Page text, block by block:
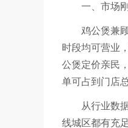
一、市场
鸡公煲兼
时段均可营业
公煲定价亲民
单可占到门店
从行业数
线城区都有充